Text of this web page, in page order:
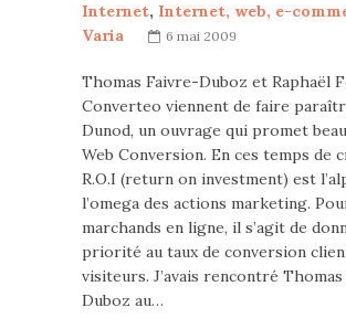
Internet, Internet, web, e-
Varia
6 mai 2009
Thomas Faivre-Duboz et Raphaël
Converteo viennent de faire
Dunod, un ouvrage qui promet
Web Conversion. En ces temps de
R.O.I (return on investment) est
l’omega des actions marketing.
marchands en ligne, il s’agit de
priorité au taux de conversion
visiteurs. J’avais rencontré
Duboz au…